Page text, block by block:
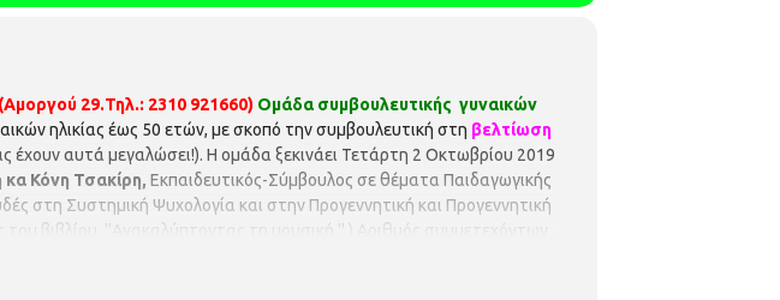
29.Τηλ.: 2310 921660) Ομάδα συμβουλευτικής γυναικών
ηλικίας έως 50 ετών, με σκοπό την συμβουλευτική στη βελτίωση
έχουν αυτά μεγαλώσει!). Η ομάδα ξεκινάει Τετάρτη 2 Οκτωβρίου 2019
κα Κόνη Τσακίρη, Εκπαιδευτικός-Σύμβουλος σε θέματα Παιδαγωγικής
στη Συστημική Ψυχολογία και στην Προγεννητική και Προγεννητική
βιβλίου, ''Ανακαλύπτοντας τη μουσική ''.) Αριθμός συμμετεχόντων